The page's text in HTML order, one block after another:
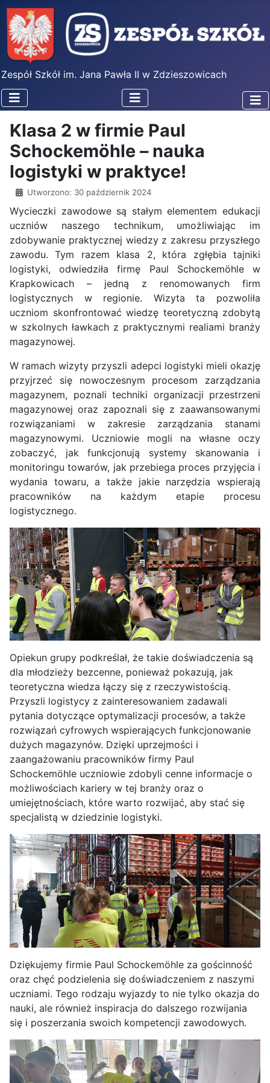
Zespół Szkół im. Jana Pawła II w Zdzieszowicach
Klasa 2 w firmie Paul
Schockemöhle – nauka
logistyki w praktyce!
Utworzono: 30 październik 2024
Wycieczki zawodowe są stałym elementem edukacji
uczniów naszego technikum, umożliwiając im
zdobywanie praktycznej wiedzy z zakresu przyszłego
zawodu. Tym razem klasa 2, która zgłębia tajniki
logistyki, odwiedziła firmę Paul Schockemöhle w
Krapkowicach – jedną z renomowanych firm
logistycznych w regionie. Wizyta ta pozwoliła
uczniom skonfrontować wiedzę teoretyczną zdobytą
w szkolnych ławkach z praktycznymi realiami branży
magazynowej.
W ramach wizyty przyszli adepci logistyki mieli okazję
przyjrzeć się nowoczesnym procesom zarządzania
magazynem, poznali techniki organizacji przestrzeni
magazynowej oraz zapoznali się z zaawansowanymi
rozwiązaniami w zakresie zarządzania stanami
magazynowymi. Uczniowie mogli na własne oczy
zobaczyć, jak funkcjonują systemy skanowania i
monitoringu towarów, jak przebiega proces przyjęcia i
wydania towaru, a także jakie narzędzia wspierają
pracowników na każdym etapie procesu
logistycznego.
Opiekun grupy podkreślał, że takie doświadczenia są
dla młodzieży bezcenne, ponieważ pokazują, jak
teoretyczna wiedza łączy się z rzeczywistością.
Przyszli logistycy z zainteresowaniem zadawali
pytania dotyczące optymalizacji procesów, a także
rozwiązań cyfrowych wspierających funkcjonowanie
dużych magazynów. Dzięki uprzejmości i
zaangażowaniu pracowników firmy Paul
Schockemöhle uczniowie zdobyli cenne informacje o
możliwościach kariery w tej branży oraz o
umiejętnościach, które warto rozwijać, aby stać się
specjalistą w dziedzinie logistyki.
Dziękujemy firmie Paul Schockemöhle za gościnność
oraz chęć podzielenia się doświadczeniem z naszymi
uczniami. Tego rodzaju wyjazdy to nie tylko okazja do
nauki, ale również inspiracja do dalszego rozwijania
się i poszerzania swoich kompetencji zawodowych.